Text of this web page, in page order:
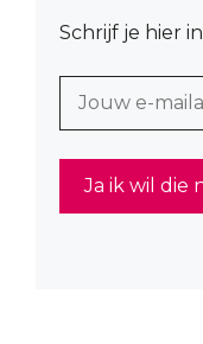
Schrijf je hier in